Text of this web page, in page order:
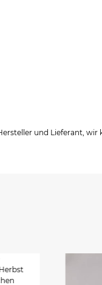
und Lieferant,